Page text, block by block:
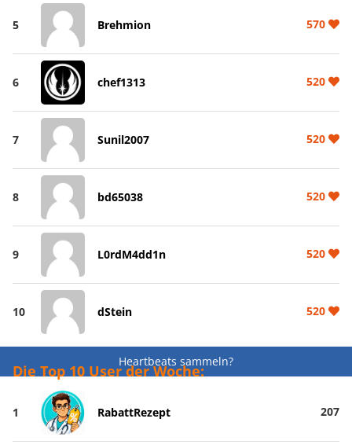
5 Brehmion 570
6 chef1313 520
7 Sunil2007 520
8 bd65038 520
9 L0rdM4dd1n 520
10 dStein 520
Heartbeats sammeln?
Die Top 10 User der Woche:
1 RabattRezept 207